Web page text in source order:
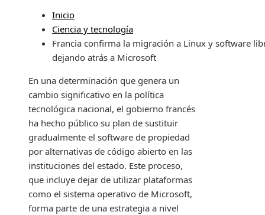
Inicio
Ciencia y tecnología
Francia confirma la migración a Linux y software
dejando atrás a Microsoft
En una determinación que genera un
cambio significativo en la política
tecnológica nacional, el gobierno francés
ha hecho público su plan de sustituir
gradualmente el software de propiedad
por alternativas de código abierto en las
instituciones del estado. Este proceso,
que incluye dejar de utilizar plataformas
como el sistema operativo de Microsoft,
forma parte de una estrategia a nivel